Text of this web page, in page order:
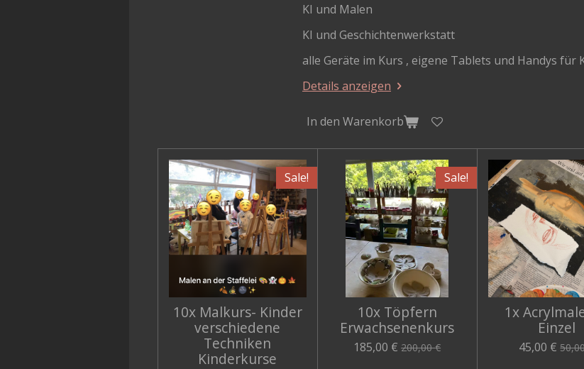
KI und Malen
KI und Geschichtenwerkstatt
alle Geräte im Kurs , eigene Tablets und Handys für
Details anzeigen
In den Warenkorb
Sale!
10x Malkurs- Kinder
verschiedene
Techniken
Kinderkurse
Sale!
10x Töpfern
Erwachsenenkurs
185,00 € 200,00 €
1x
Einzel
45,00 €